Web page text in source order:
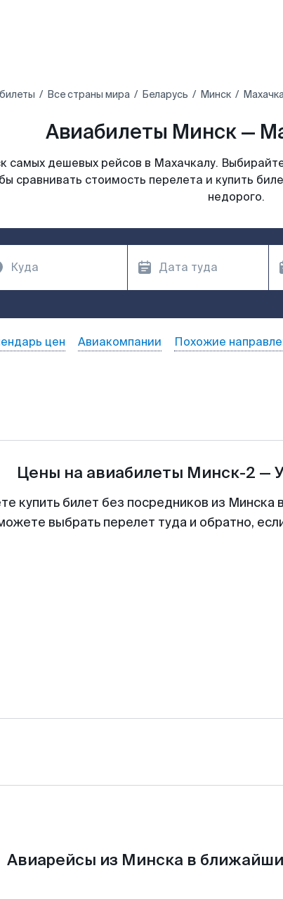
Все страны мира Беларусь Минск
Авиабилеты Минск —
самых дешевых рейсов в Махачкалу.
сравнивать стоимость перелета и купить
недорого.
цен Авиакомпании Похожие
Цены на авиабилеты Минск-2 —
купить билет без посредников из Минска
выбрать перелет туда и обратно,
Авиарейсы из Минска в